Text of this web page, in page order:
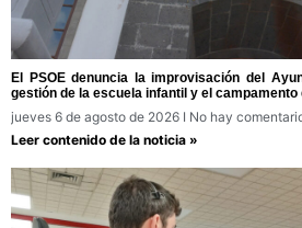
El PSOE denuncia la improvisación del
gestión de la escuela infantil y el campamento
jueves 6 de agosto de 2026
No hay
Leer contenido de la noticia »